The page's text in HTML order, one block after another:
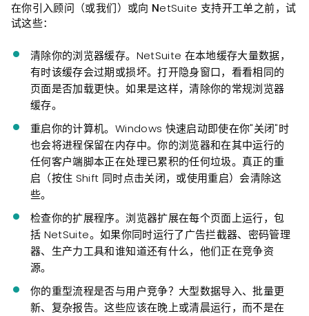
在你引入顾问（或我们）或向 NetSuite 支持开工单之前，试
试这些：
清除你的浏览器缓存。NetSuite 在本地缓存大量数据，
有时该缓存会过期或损坏。打开隐身窗口，看看相同的
页面是否加载更快。如果是这样，清除你的常规浏览器
缓存。
重启你的计算机。 Windows 快速启动即使在你"关闭"时
也会将进程保留在内存中。你的浏览器和在其中运行的
任何客户端脚本正在处理已累积的任何垃圾。真正的重
启（按住 Shift 同时点击关闭，或使用重启）会清除这
些。
检查你的扩展程序。浏览器扩展在每个页面上运行，包
括 NetSuite。如果你同时运行了广告拦截器、密码管理
器、生产力工具和谁知道还有什么，他们正在竞争资
源。
你的重型流程是否与用户竞争？大型数据导入、批量更
新、复杂报告。这些应该在晚上或清晨运行，而不是在